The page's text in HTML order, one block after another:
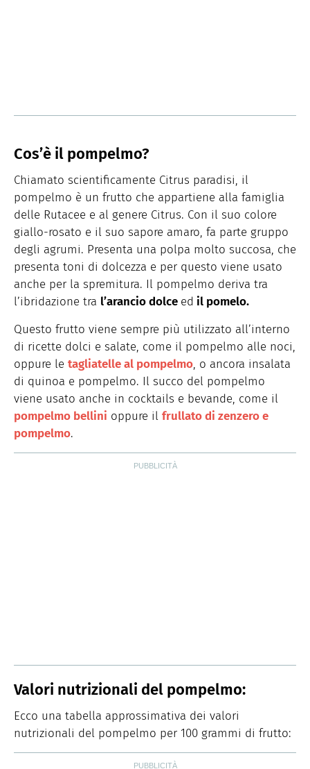
Cos’è il pompelmo?
Chiamato scientificamente Citrus paradisi, il
pompelmo è un frutto che appartiene alla famiglia
delle Rutacee e al genere Citrus. Con il suo colore
giallo-rosato e il suo sapore amaro, fa parte gruppo
degli agrumi. Presenta una polpa molto succosa, che
presenta toni di dolcezza e per questo viene usato
anche per la spremitura. Il pompelmo deriva tra
l’ibridazione tra l’arancio dolce ed il pomelo.
Questo frutto viene sempre più utilizzato all’interno
di ricette dolci e salate, come il pompelmo alle noci,
oppure le tagliatelle al pompelmo, o ancora insalata
di quinoa e pompelmo. Il succo del pompelmo
viene usato anche in cocktails e bevande, come il
pompelmo bellini oppure il frullato di zenzero e
pompelmo.
Valori nutrizionali del pompelmo:
Ecco una tabella approssimativa dei valori
nutrizionali del pompelmo per 100 grammi di frutto: